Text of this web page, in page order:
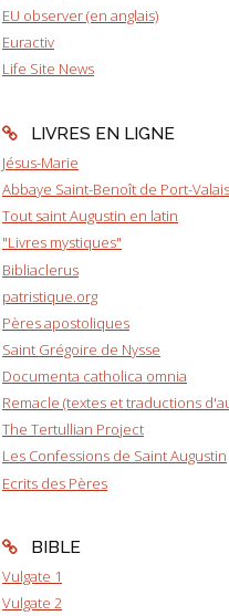
EU observer (en anglais)
Euractiv
Life Site News
LIVRES EN LIGNE
Jésus-Marie
Abbaye Saint-Benoît de Port-Valais
Tout saint Augustin en latin
"Livres mystiques"
Bibliaclerus
patristique.org
Pères apostoliques
Saint Grégoire de Nysse
Documenta catholica omnia
Remacle (textes et traductions
The Tertullian Project
Les Confessions de Saint Augustin
Ecrits des Pères
BIBLE
Vulgate 1
Vulgate 2